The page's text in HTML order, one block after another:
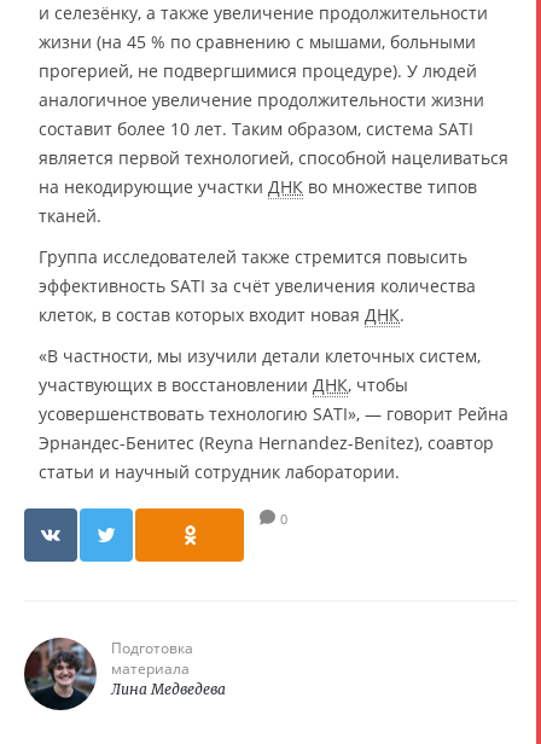
и селезёнку, а также увеличение продолжительности
жизни (на 45 % по сравнению с мышами, больными
прогерией, не подвергшимися процедуре). У людей
аналогичное увеличение продолжительности жизни
составит более 10 лет. Таким образом, система SATI
является первой технологией, способной нацеливаться
на некодирующие участки ДНК во множестве типов
тканей.
Группа исследователей также стремится повысить
эффективность SATI за счёт увеличения количества
клеток, в состав которых входит новая ДНК.
«В частности, мы изучили детали клеточных систем,
участвующих в восстановлении ДНК, чтобы
усовершенствовать технологию SATI», — говорит Рейна
Эрнандес-Бенитес (Reyna Hernandez-Benitez), соавтор
статьи и научный сотрудник лаборатории.
0
Подготовка
материала
Лина Медведева